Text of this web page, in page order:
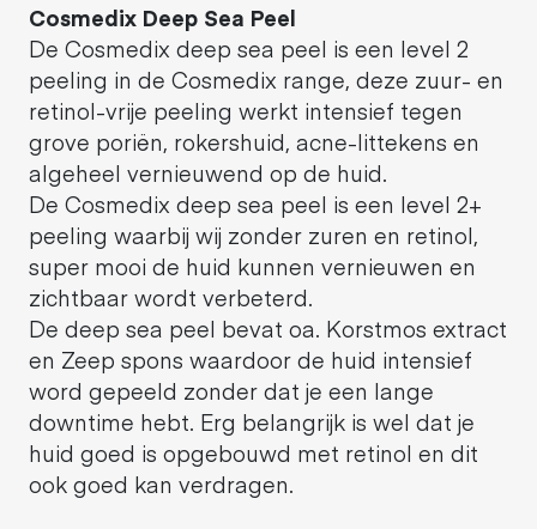
Cosmedix Deep Sea Peel
De Cosmedix deep sea peel is een level 2
peeling in de Cosmedix range, deze zuur- en
retinol-vrije peeling werkt intensief tegen
grove poriën, rokershuid, acne-littekens en
algeheel vernieuwend op de huid.
De Cosmedix deep sea peel is een level 2+
peeling waarbij wij zonder zuren en retinol,
super mooi de huid kunnen vernieuwen en
zichtbaar wordt verbeterd.
De deep sea peel bevat oa. Korstmos extract
en Zeep spons waardoor de huid intensief
word gepeeld zonder dat je een lange
downtime hebt. Erg belangrijk is wel dat je
huid goed is opgebouwd met retinol en dit
ook goed kan verdragen.